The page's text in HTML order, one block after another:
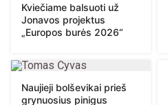
Kviečiame balsuoti už
Jonavos projektus
„Europos burės 2026“
Naujieji bolševikai prieš
grynuosius pinigus